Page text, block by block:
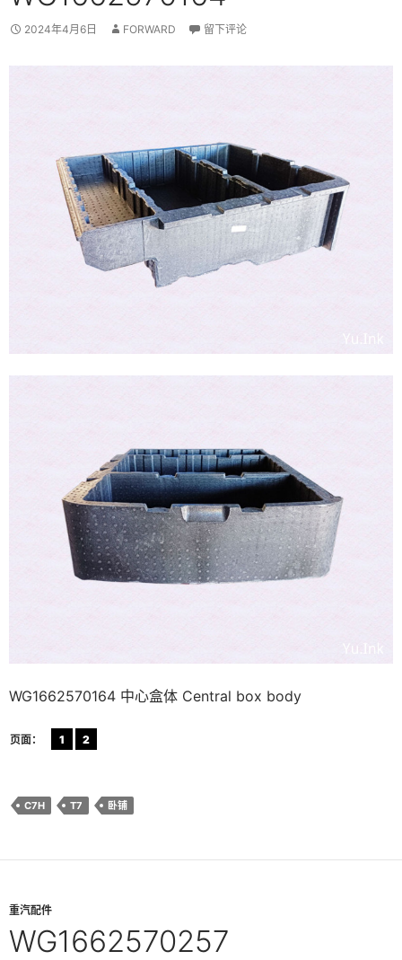
2024年4月6日 FORWARD 留下评论
WG1662570164 中心盒体 Central box body
页面： 1 2
C7H T7 卧铺
重汽配件
WG1662570257